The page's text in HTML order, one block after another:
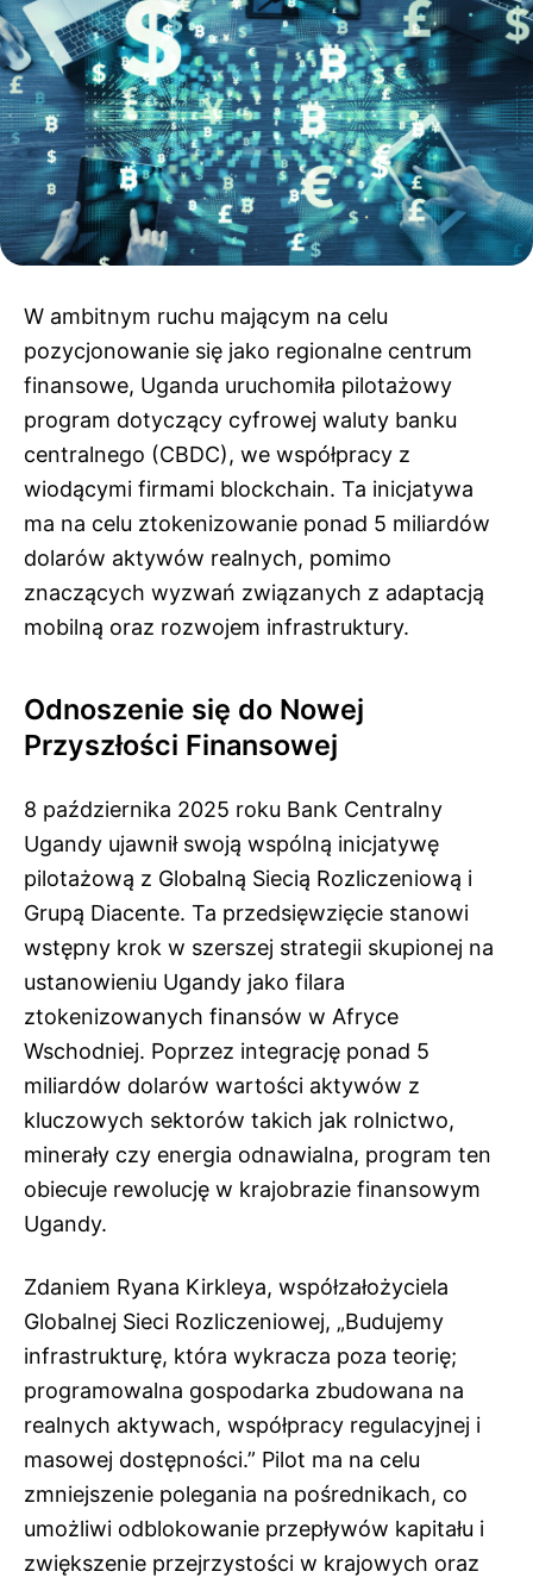
W ambitnym ruchu mającym na celu
pozycjonowanie się jako regionalne centrum
finansowe, Uganda uruchomiła pilotażowy
program dotyczący cyfrowej waluty banku
centralnego (CBDC), we współpracy z
wiodącymi firmami blockchain. Ta inicjatywa
ma na celu ztokenizowanie ponad 5 miliardów
dolarów aktywów realnych, pomimo
znaczących wyzwań związanych z adaptacją
mobilną oraz rozwojem infrastruktury.
Odnoszenie się do Nowej
Przyszłości Finansowej
8 października 2025 roku Bank Centralny
Ugandy ujawnił swoją wspólną inicjatywę
pilotażową z Globalną Siecią Rozliczeniową i
Grupą Diacente. Ta przedsięwzięcie stanowi
wstępny krok w szerszej strategii skupionej na
ustanowieniu Ugandy jako filara
ztokenizowanych finansów w Afryce
Wschodniej. Poprzez integrację ponad 5
miliardów dolarów wartości aktywów z
kluczowych sektorów takich jak rolnictwo,
minerały czy energia odnawialna, program ten
obiecuje rewolucję w krajobrazie finansowym
Ugandy.
Zdaniem Ryana Kirkleya, współzałożyciela
Globalnej Sieci Rozliczeniowej, „Budujemy
infrastrukturę, która wykracza poza teorię;
programowalna gospodarka zbudowana na
realnych aktywach, współpracy regulacyjnej i
masowej dostępności.” Pilot ma na celu
zmniejszenie polegania na pośrednikach, co
umożliwi odblokowanie przepływów kapitału i
zwiększenie przejrzystości w krajowych oraz